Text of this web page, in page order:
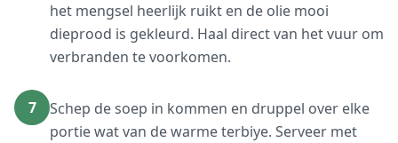
het mengsel heerlijk ruikt en de olie mooi
dieprood is gekleurd. Haal direct van het vuur om
verbranden te voorkomen.
7
Schep de soep in kommen en druppel over elke
portie wat van de warme terbiye. Serveer met